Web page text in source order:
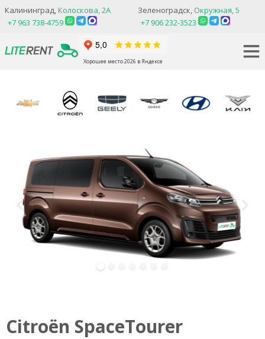
Зеленоградск,Окружная, 5
+7 906 232-3523
Калининград,Колоскова, 2А
+7 963 738-4759
Хорошее место 2026 в Яндексе
Citroën SpaceTourer